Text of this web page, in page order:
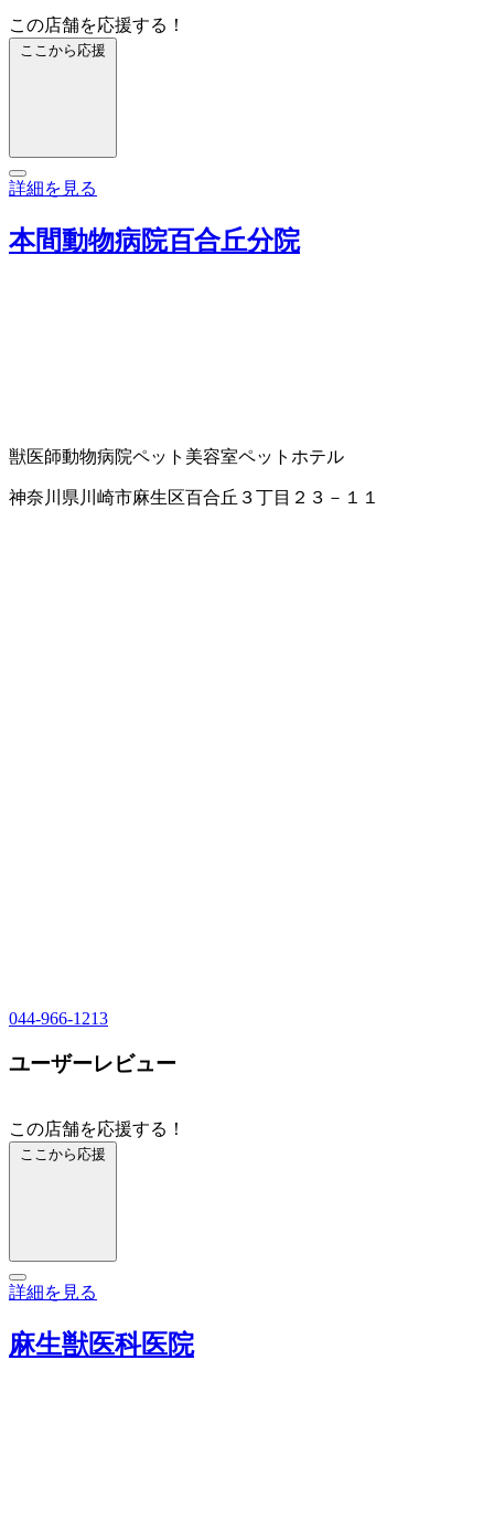
この店舗を応援する！
ここから応援
詳細を見る
本間動物病院百合丘分院
獣医師動物病院ペット美容室ペットホテル
神奈川県川崎市麻生区百合丘３丁目２３－１１
044-966-1213
ユーザーレビュー
この店舗を応援する！
ここから応援
詳細を見る
麻生獣医科医院